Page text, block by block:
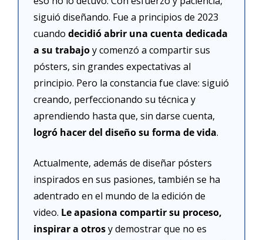
siguió diseñando. Fue a principios de 2023
cuando decidió abrir una cuenta dedicada
a su trabajo y comenzó a compartir sus
pósters, sin grandes expectativas al
principio. Pero la constancia fue clave: siguió
creando, perfeccionando su técnica y
logró hacer del diseño su forma de vida.
Actualmente, además de diseñar pósters
inspirados en sus pasiones, también se ha
adentrado en el mundo de la edición de
video. Le apasiona compartir su proceso,
inspirar a otros y demostrar que no es